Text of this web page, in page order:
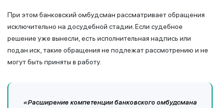
При этом банковский омбудсман рассматривает обращения
исключительно на досудебной стадии. Если судебное
решение уже вынесли, есть исполнительная надпись или
подан иск, такие обращения не подлежат рассмотрению и не
могут быть приняты в работу.
«Расширение компетенции банковского омбудсмана